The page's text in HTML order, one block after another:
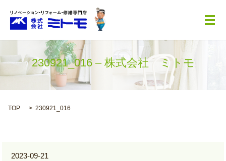
メ
230921_016 – 株式会社 ミトモ
TOP 230921_016
2023-09-21